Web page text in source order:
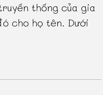
thống của gia
cho họ tên. Dưới